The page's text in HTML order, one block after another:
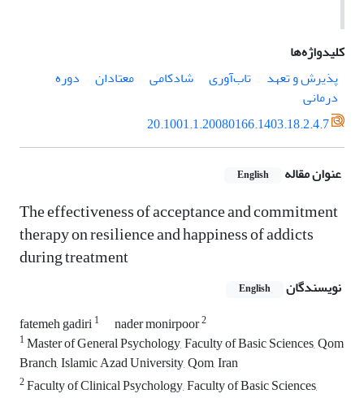
کلیدواژه‌ها
پذیرش و تعهد
تاب‌آوری شادکامی معتادان
دوره
درمانی
20.1001.1.20080166.1403.18.2.4.7
عنوان مقاله English
The effectiveness of acceptance and commitment
therapy on resilience and happiness of addicts
during treatment
نویسندگان English
fatemeh gadiri1 nader monirpoor2
1Master of General Psychology, Faculty of Basic Sciences, Qom
Branch, Islamic Azad University, Qom, Iran
2Faculty of Clinical Psychology, Faculty of Basic Sciences,